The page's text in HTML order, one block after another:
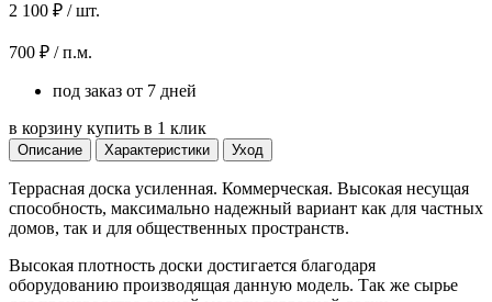
2 100 ₽ / шт.
700 ₽ / п.м.
под заказ от 7 дней
в корзину купить в 1 клик
Описание Характеристики Уход
Террасная доска усиленная. Коммерческая. Высокая несущая
способность, максимально надежный вариант как для частных
домов, так и для общественных пространств.
Высокая плотность доски достигается благодаря
оборудованию производящая данную модель. Так же сырье